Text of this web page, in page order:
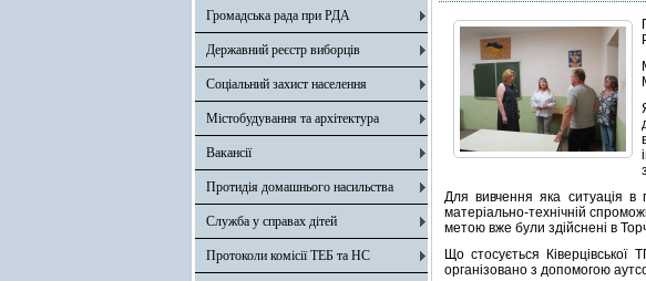
Громадська рада при РДА
Державний реєстр виборців
Соціальний захист населення
Містобудування та архітектура
Вакансії
Протидія домашнього насильства
Служба у справах дітей
Протоколи комісії ТЕБ та НС
Для вивчення яка ситуація в
матеріально-технічній
метою вже були здійснені в
Що стосується Ківерцівської
організовано з допомогою